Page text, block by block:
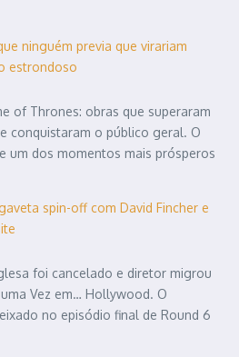
ninguém previa que virariam
estrondoso
of Thrones: obras que superaram
conquistaram o público geral. O
um dos momentos mais prósperos
spin-off com David Fincher e
foi cancelado e diretor migrou
Vez em… Hollywood. O
no episódio final de Round 6